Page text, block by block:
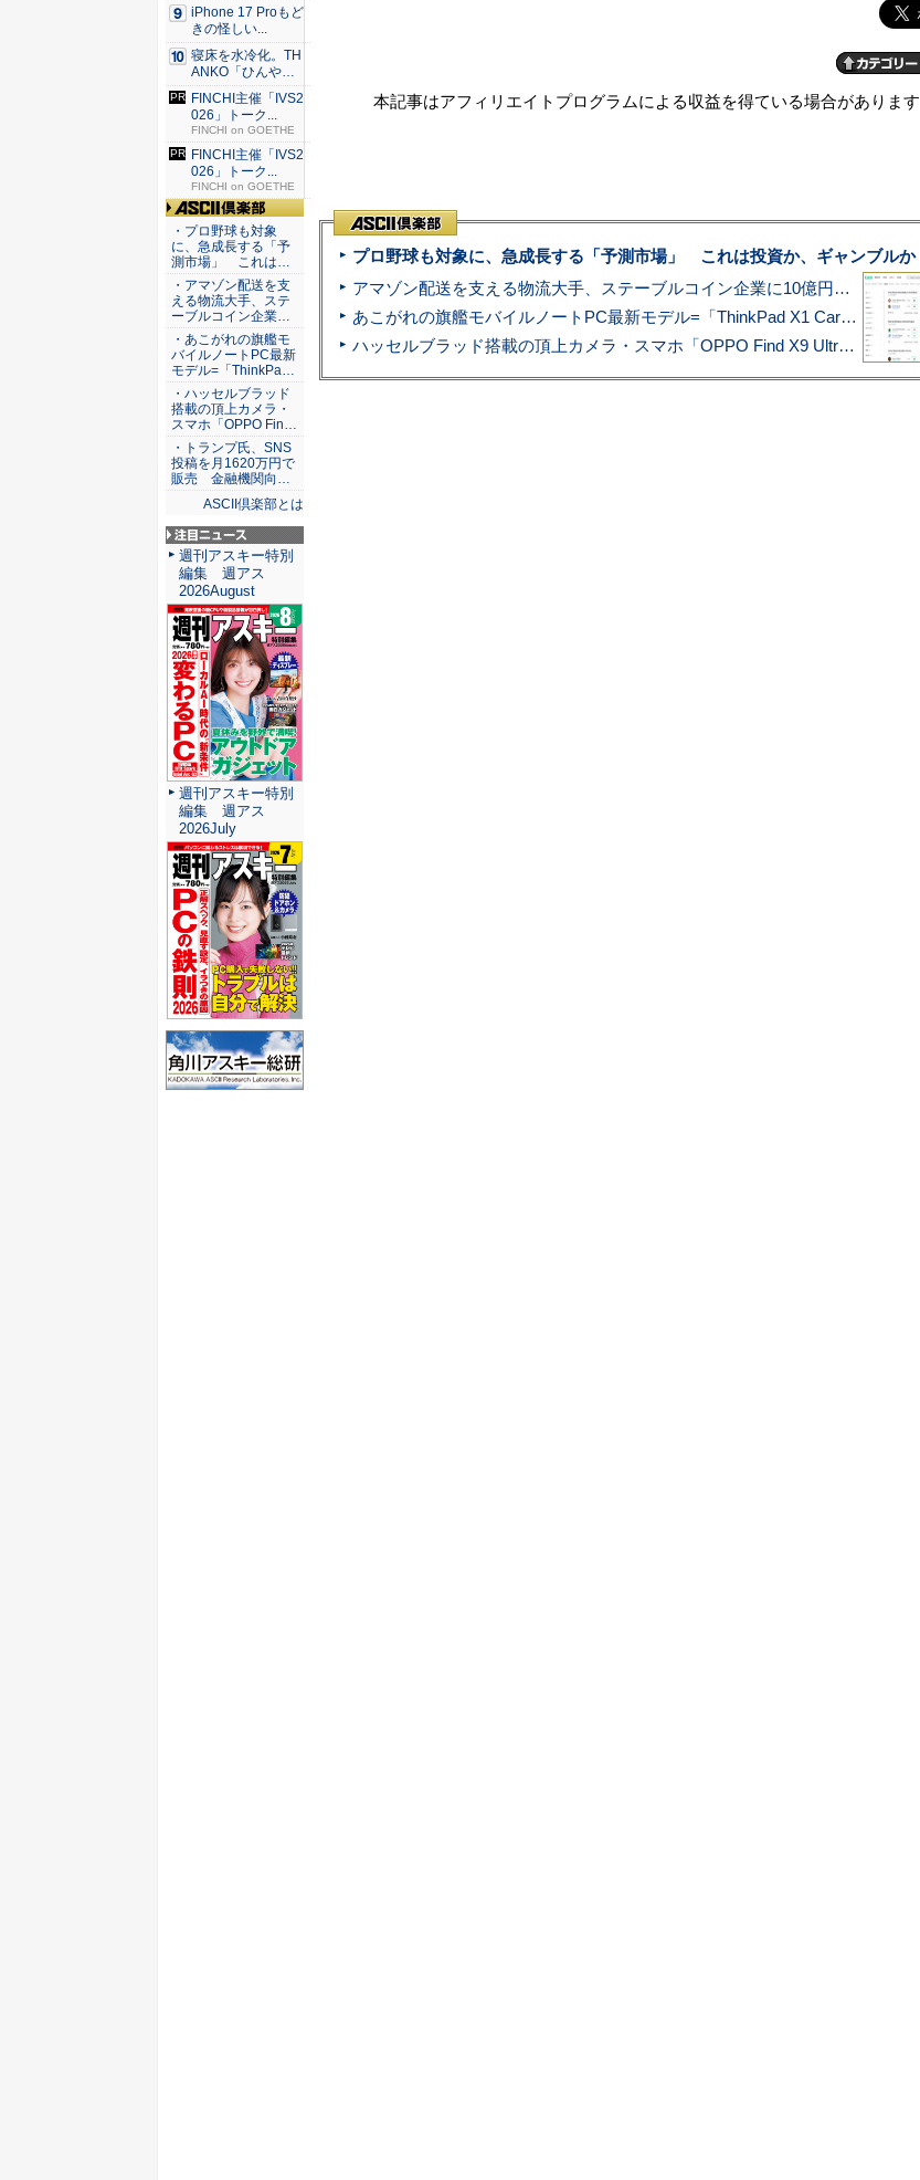
本記事はアフィリエイトプログラムによる収益を得ている場合があります
プロ野球も対象に、急成長する「予測市場」 これは投資か、ギャンブルか
アマゾン配送を支える物流大手、ステーブルコイン企業に10億円投資のワケ
あこがれの旗艦モバイルノートPC最新モデル=「ThinkPad X1 Carbon Gen 14 Aura Edition」実機レビュー
ハッセルブラッド搭載の頂上カメラ・スマホ「OPPO Find X9 Ultra」実写レビュー=プロが本気で徹底撮影しました!!
iPhone 17 Proもど
きの怪しい...
寝床を水冷化。TH
ANKO「ひんやり
水流...
FINCHI主催「IVS2
026」トーク...
FINCHI on GOETHE
FINCHI主催「IVS2
026」トーク...
FINCHI on GOETHE
ASCII倶楽部
・プロ野球も対象
に、急成長する「予
測市場」 これは…
・アマゾン配送を支
える物流大手、ステ
ーブルコイン企業…
・あこがれの旗艦モ
バイルノートPC最新
モデル=「ThinkPa…
・ハッセルブラッド
搭載の頂上カメラ・
スマホ「OPPO Fin…
・トランプ氏、SNS
投稿を月1620万円で
販売 金融機関向…
ASCII倶楽部とは
注目ニュース
週刊アスキー特別
編集 週アス
2026August
週刊アスキー特別
編集 週アス
2026July